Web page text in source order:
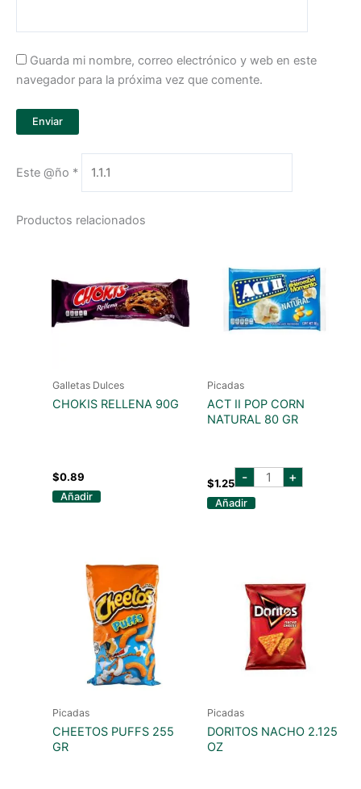
Guarda mi nombre, correo electrónico y web en este
navegador para la próxima vez que comente.
Este @ño *
Productos relacionados
Galletas Dulces
CHOKIS RELLENA 90G
$0.89
Añadir
Picadas
ACT II POP CORN
NATURAL 80 GR
$1.25 - ACT
II
POP
CORN
+
Añadir
Picadas
CHEETOS PUFFS 255
GR
Picadas
DORITOS NACHO 2.125
OZ